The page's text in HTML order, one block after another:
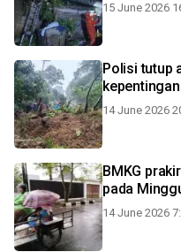
15 June 2026
Polisi tutup
14 June 2026
BMKG
pada
14 June 2026